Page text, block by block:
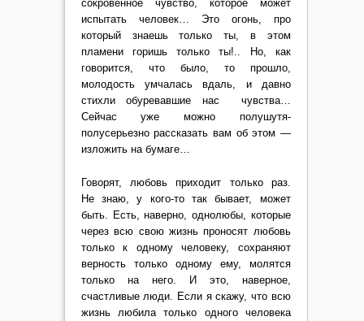
сокровенное чувство, которое может
испытать человек… Это огонь, про
который знаешь только ты, в этом
пламени горишь только ты!.. Но, как
говорится, что было, то прошло,
молодость умчалась вдаль, и давно
стихли обуревавшие нас чувства…
Сейчас уже можно полушутя-
полусерьезно рассказать вам об этом —
изложить на бумаге…
Говорят, любовь приходит только раз.
Не знаю, у кого-то так бывает, может
быть. Есть, наверно, однолюбы, которые
через всю свою жизнь проносят любовь
только к одному человеку, сохраняют
верность только одному ему, молятся
только на него. И это, наверное,
счастливые люди. Если я скажу, что всю
жизнь любила только одного человека